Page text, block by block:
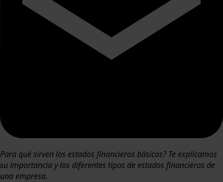
Para qué sirven los estados financieros básicos? Te explicamos
su importancia y los diferentes tipos de estados financieros de
una empresa.